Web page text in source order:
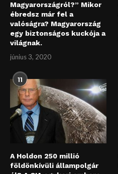
Magyarországról?” Mikor
ébredsz már fel a
valóságra? Magyarország
egy biztonságos kuckója a
világnak.
június 3, 2020
11
A Holdon 250 millió
földönkívüli állampolgár